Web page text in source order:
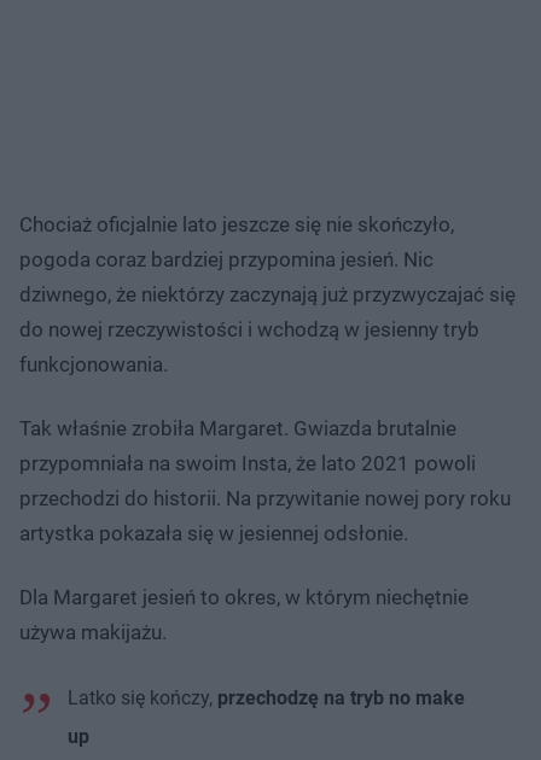
Chociaż oficjalnie lato jeszcze się nie skończyło,
pogoda coraz bardziej przypomina jesień. Nic
dziwnego, że niektórzy zaczynają już przyzwyczajać się
do nowej rzeczywistości i wchodzą w jesienny tryb
funkcjonowania.
Tak właśnie zrobiła Margaret. Gwiazda brutalnie
przypomniała na swoim Insta, że lato 2021 powoli
przechodzi do historii. Na przywitanie nowej pory roku
artystka pokazała się w jesiennej odsłonie.
Dla Margaret jesień to okres, w którym niechętnie
używa makijażu.
Latko się kończy, przechodzę na tryb no make
up